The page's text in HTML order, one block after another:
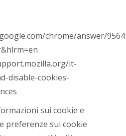
chrome/answer/
it-
disable-cookies-
sui cookie e
preferenze sui cookie